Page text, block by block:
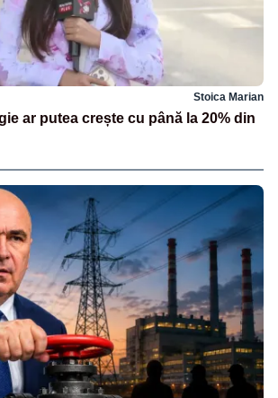
Stoica Marian
ar putea crește cu până la 20% din